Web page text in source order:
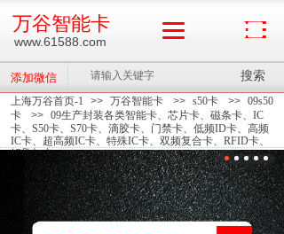
上海万谷首页-1 >> 万谷智能卡 >> s50卡 >> 09s50
卡
>> 09生产封装各类智能卡、芯片卡、磁条卡、IC
卡、S50卡、S70卡、滴胶卡、门禁卡、低频ID卡、高频
IC卡、超高频IC卡、特殊IC卡、双频复合卡、RFID卡、
钥匙扣卡、
添加微信 搜索
www.61588.com
万谷智能卡